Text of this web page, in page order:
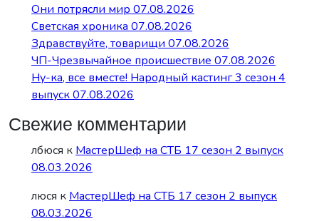
Они потрясли мир 07.08.2026
Светская хроника 07.08.2026
Здравствуйте, товарищи 07.08.2026
ЧП-Чрезвычайное происшествие 07.08.2026
Ну-ка, все вместе! Народный кастинг 3 сезон 4
выпуск 07.08.2026
Свежие комментарии
лбюся к МастерШеф на СТБ 17 сезон 2 выпуск
08.03.2026
люся к МастерШеф на СТБ 17 сезон 2 выпуск
08.03.2026